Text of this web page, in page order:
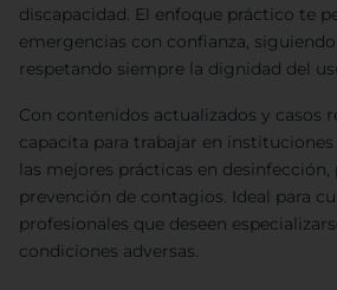
discapacidad. El enfoque práctico te
emergencias con confianza,
respetando siempre la dignidad del
Con contenidos actualizados y casos
capacita para trabajar en
las mejores prácticas en
prevención de contagios. Ideal para
profesionales que deseen
condiciones adversas.